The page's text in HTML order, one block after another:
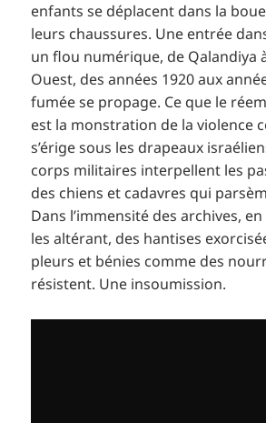
enfants se déplacent dans la
leurs chaussures. Une entrée
un flou numérique, de Qalandiya
Ouest, des années 1920 aux
fumée se propage. Ce que le
est la monstration de la violence
s’érige sous les drapeaux
corps militaires interpellent les
des chiens et cadavres qui
Dans l’immensité des archives,
les altérant, des hantises
pleurs et bénies comme des
résistent. Une insoumission.